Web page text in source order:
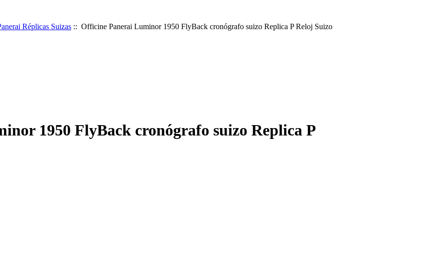
Réplicas Suizas :: Officine Panerai Luminor 1950 FlyBack cronógrafo suizo Replica P Reloj Suizo
1950 FlyBack cronógrafo suizo Replica P